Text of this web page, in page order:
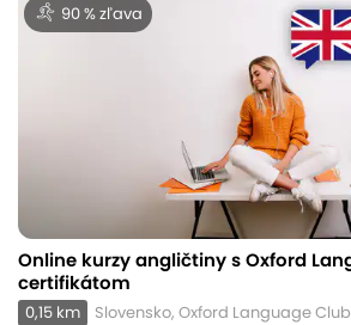
90 % zľava
Online kurzy angličtiny s Oxford
certifikátom
0,15 km Slovensko, Oxford Language Club